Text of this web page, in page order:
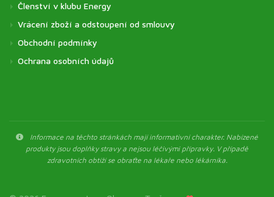
Členství v klubu Energy
Vrácení zboží a odstoupení od smlouvy
Obchodní podmínky
Ochrana osobních údajů
Informace na těchto stránkách mají informativní charakter. Nabízené
produkty jsou doplňky stravy a nejsou léčivými přípravky. V případě
zdravotních obtíží se obraťte na lékaře nebo lékárníka.